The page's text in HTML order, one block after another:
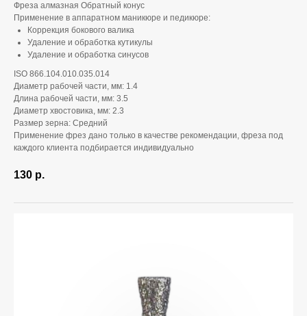
Фреза алмазная Обратный конус
Применение в аппаратном маникюре и педикюре:
Коррекция бокового валика
Удаление и обработка кутикулы
Удаление и обработка синусов
ISO 866.104.010.035.014
Диаметр рабочей части, мм: 1.4
Длина рабочей части, мм: 3.5
Диаметр хвостовика, мм: 2.3
Размер зерна: Средний
Применение фрез дано только в качестве рекомендации, фреза под
каждого клиента подбирается индивидуально
130 р.